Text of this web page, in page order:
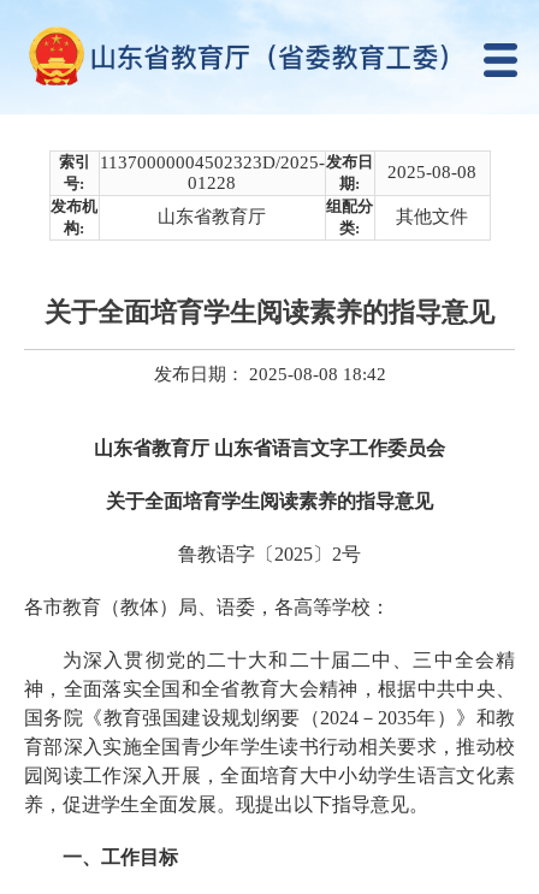
索引
号:
11370000004502323D/2025-
01228
发布日
期:
2025-08-08
发布机
构:
山东省教育厅
组配分
类:
其他文件
关于全面培育学生阅读素养的指导意见
发布日期： 2025-08-08 18:42
山东省教育厅 山东省语言文字工作委员会
关于全面培育学生阅读素养的指导意见
鲁教语字〔2025〕2号
各市教育（教体）局、语委，各高等学校：
为深入贯彻党的二十大和二十届二中、三中全会精
神，全面落实全国和全省教育大会精神，根据中共中央、
国务院《教育强国建设规划纲要（2024－2035年）》和教
育部深入实施全国青少年学生读书行动相关要求，推动校
园阅读工作深入开展，全面培育大中小幼学生语言文化素
养，促进学生全面发展。现提出以下指导意见。
一、工作目标